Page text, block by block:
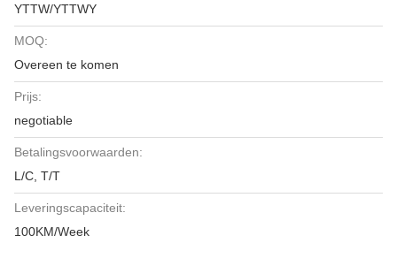
YTTW/YTTWY
MOQ:
Overeen te komen
Prijs:
negotiable
Betalingsvoorwaarden:
L/C, T/T
Leveringscapaciteit:
100KM/Week